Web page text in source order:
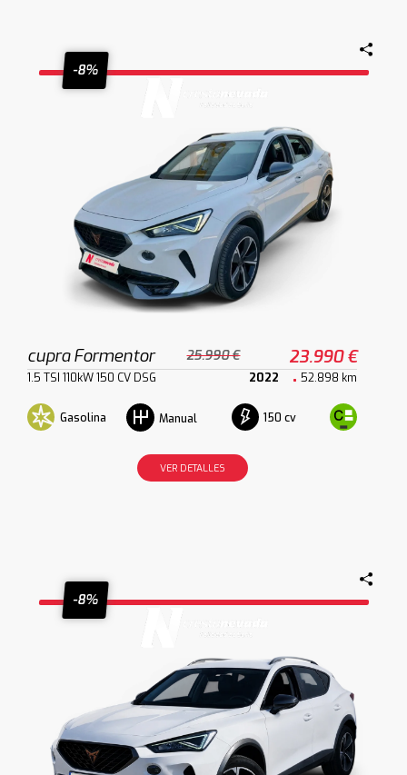
-8%
cupra Formentor 25.990 € 23.990 €
1.5 TSI 110kW 150 CV DSG 2022 52.898 km
Gasolina Manual 150 cv
VER DETALLES
-8%